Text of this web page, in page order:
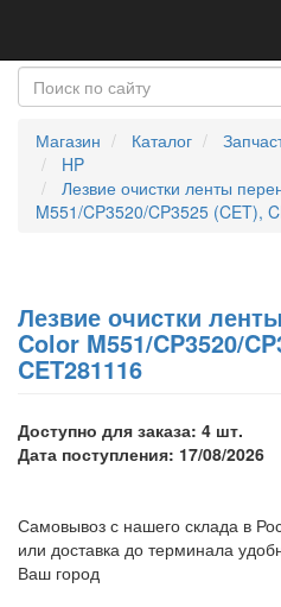
Магазин Каталог
HP
Лезвие очистки ленты
M551/CP3520/CP3525 (CET),
Лезвие очистки
Color M551/CP3520/
CET281116
Доступно для заказа: 4 шт.
Дата поступления: 17/08/2026
Самовывоз с нашего склада в
или доставка до терминала
Ваш город